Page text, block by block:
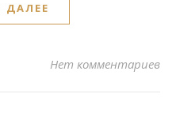
ДАЛЕЕ
Нет комментариев